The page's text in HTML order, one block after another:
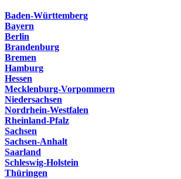
Baden-Württemberg
Bayern
Berlin
Brandenburg
Bremen
Hamburg
Hessen
Mecklenburg-Vorpommern
Niedersachsen
Nordrhein-Westfalen
Rheinland-Pfalz
Sachsen
Sachsen-Anhalt
Saarland
Schleswig-Holstein
Thüringen